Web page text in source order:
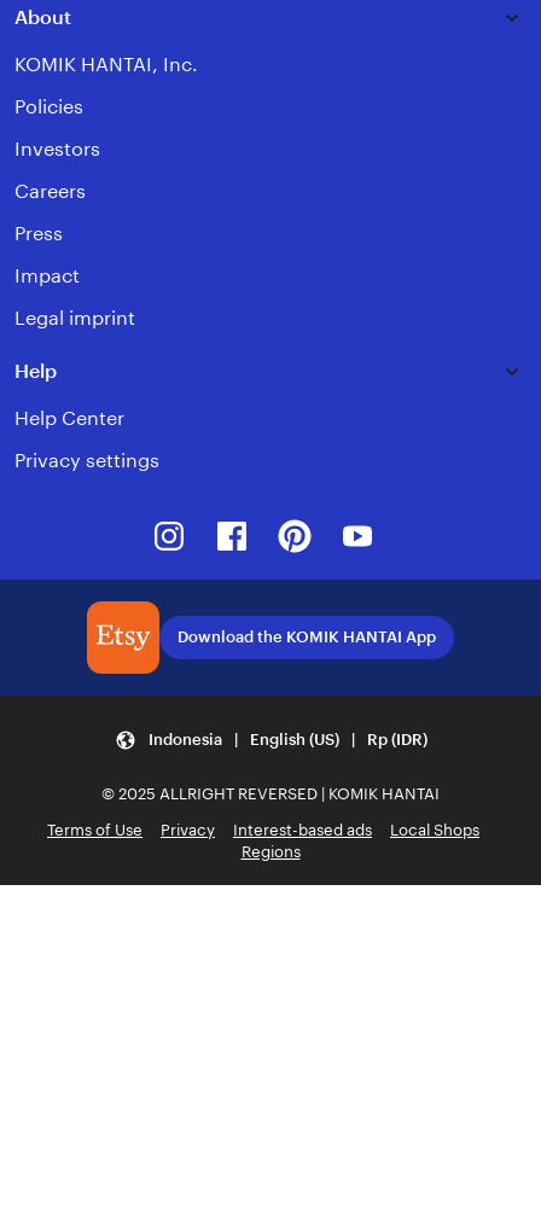
About
KOMIK HANTAI, Inc.
Policies
Investors
Careers
Press
Impact
Legal imprint
Help
Help Center
Privacy settings
InstagramFacebookPinterest
Download the KOMIK HANTAI App
Indonesia | English (US) | Rp (IDR)
© 2025 ALLRIGHT REVERSED | KOMIK HANTAI
Terms of Use
Privacy Interest-based ads
Local Shops
Regions